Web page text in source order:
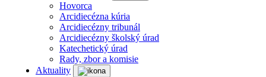
Hovorca
Arcidiecézna kúria
Arcidiecézny tribunál
Arcidiecézny školský úrad
Katechetický úrad
Rady, zbor a komisie
Aktuality